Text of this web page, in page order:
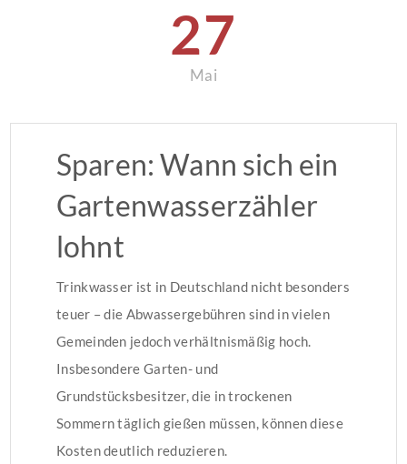
27
Mai
Sparen: Wann sich ein
Gartenwasserzähler
lohnt
Trinkwasser ist in Deutschland nicht besonders
teuer – die Abwassergebühren sind in vielen
Gemeinden jedoch verhältnismäßig hoch.
Insbesondere Garten- und
Grundstücksbesitzer, die in trockenen
Sommern täglich gießen müssen, können diese
Kosten deutlich reduzieren.